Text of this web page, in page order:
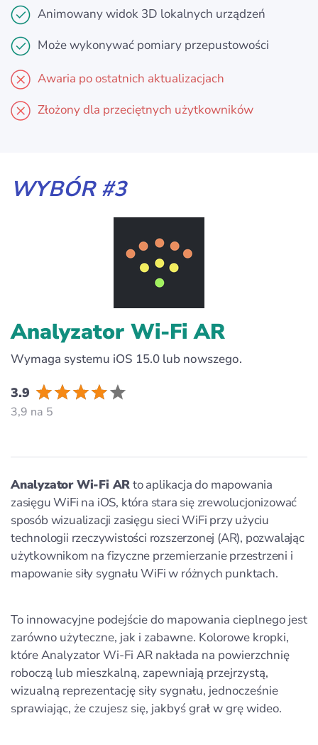
Animowany widok 3D lokalnych urządzeń
Może wykonywać pomiary przepustowości
Awaria po ostatnich aktualizacjach
Złożony dla przeciętnych użytkowników
WYBÓR #3
Analyzator Wi-Fi AR
Wymaga systemu iOS 15.0 lub nowszego.
3.9
3,9 na 5
Analyzator Wi-Fi ARto aplikacja do mapowania
zasięgu WiFi na iOS, która stara się zrewolucjonizować
sposób wizualizacji zasięgu sieci WiFi przy użyciu
technologii rzeczywistości rozszerzonej (AR), pozwalając
użytkownikom na fizyczne przemierzanie przestrzeni i
mapowanie siły sygnału WiFi w różnych punktach.
To innowacyjne podejście do mapowania cieplnego jest
zarówno użyteczne, jak i zabawne. Kolorowe kropki,
które Analyzator Wi-Fi AR nakłada na powierzchnię
roboczą lub mieszkalną, zapewniają przejrzystą,
wizualną reprezentację siły sygnału, jednocześnie
sprawiając, że czujesz się, jakbyś grał w grę wideo.